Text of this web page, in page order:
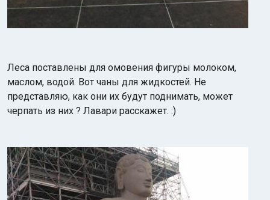
Леса поставлены для омовения фигуры молоком,
маслом, водой. Вот чаны для жидкостей. Не
представляю, как они их будут поднимать, может
черпать из них ? Лавари расскажет. :)